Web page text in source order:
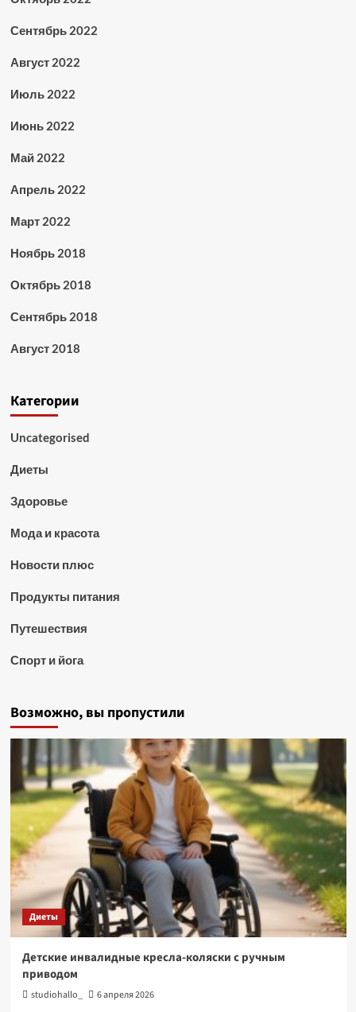
Сентябрь 2022
Август 2022
Июль 2022
Июнь 2022
Май 2022
Апрель 2022
Март 2022
Ноябрь 2018
Октябрь 2018
Сентябрь 2018
Август 2018
Категории
Uncategorised
Диеты
Здоровье
Мода и красота
Новости плюс
Продукты питания
Путешествия
Спорт и йога
Возможно, вы пропустили
Диеты
Детские инвалидные кресла-коляски с ручным
приводом
studiohallo_ 6 апреля 2026